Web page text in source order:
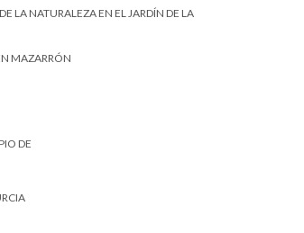
LA NATURALEZA EN EL JARDÍN DE LA
MAZARRÓN
DE